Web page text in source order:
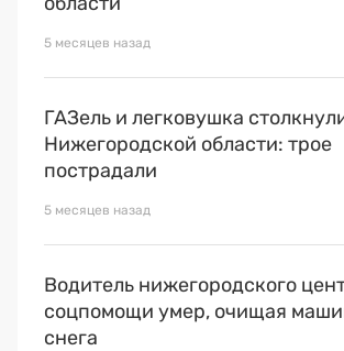
5 месяцев назад
ГАЗель и легковушка
Нижегородской области: трое
пострадали
5 месяцев назад
Водитель нижегородского
соцпомощи умер, очищая
снега